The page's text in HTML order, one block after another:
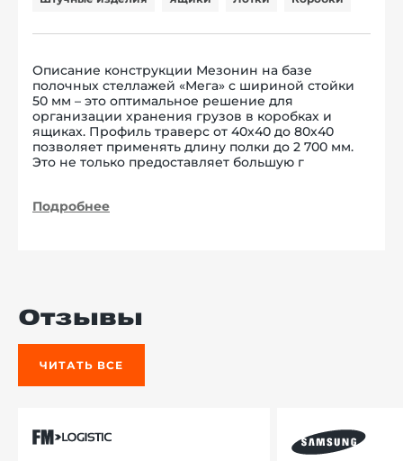
Описание конструкции Мезонин на базе
полочных стеллажей «Мега» с шириной стойки
50 мм – это оптимальное решение для
организации хранения грузов в коробках и
ящиках. Профиль траверс от 40х40 до 80х40
позволяет применять длину полки до 2 700 мм.
Это не только предоставляет большую г
Подробнее
Отзывы
ЧИТАТЬ ВСЕ